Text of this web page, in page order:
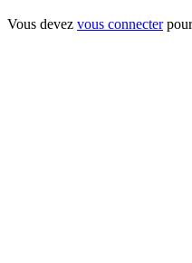
Vous devez vous connecter